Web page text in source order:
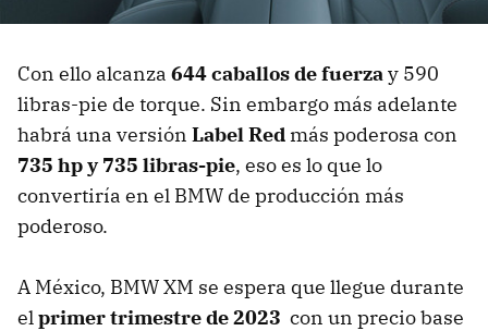
Con ello alcanza 644 caballos de fuerzay ​​590
libras-pie de torque. Sin embargo más adelante
habrá una versión Label Red más poderosa con
735 hp y 735 libras-pie, eso es lo que lo
convertiría en el BMW de producción más
poderoso.
A México, BMW XM se espera que llegue durante
elprimer trimestre de 2023 con un precio base